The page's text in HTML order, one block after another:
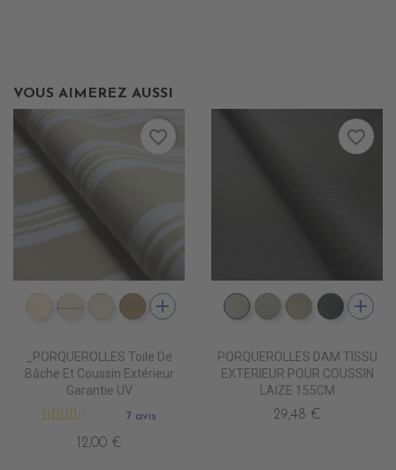
VOUS AIMEREZ AUSSI
DD4010 DUNE
DD4020 SWIN CANVAS
DD4030 CANVAS
DD4040 BEIGE
add
_PORQUEROLLES Toile De
Bâche Et Coussin Extérieur
Garantie UV
7 avis
12,00 €
favorite_border
DD5500 BLANC INFINI
DD5501 BLANC
DD5502DD5503
add
PORQUEROLLES DAM TISSU
EXTERIEUR POUR COUSSIN
LAIZE 155CM
29,48 €
favorite_border